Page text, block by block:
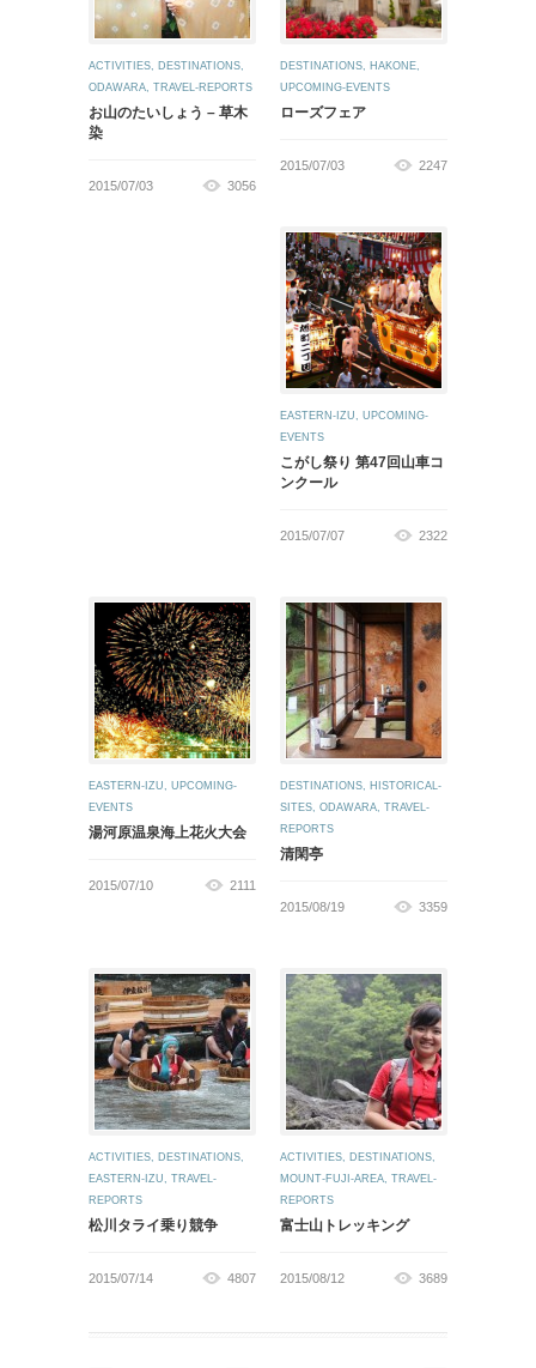
ACTIVITIES, DESTINATIONS,
ODAWARA, TRAVEL-REPORTS
お山のたいしょう – 草木
染
2015/07/03 3056
DESTINATIONS, HAKONE,
UPCOMING-EVENTS
ローズフェア
2015/07/03 2247
EASTERN-IZU, UPCOMING-
EVENTS
こがし祭り 第47回山車コ
ンクール
2015/07/07 2322
EASTERN-IZU, UPCOMING-
EVENTS
湯河原温泉海上花火大会
2015/07/10 2111
DESTINATIONS, HISTORICAL-
SITES, ODAWARA, TRAVEL-
REPORTS
清閑亭
2015/08/19 3359
ACTIVITIES, DESTINATIONS,
EASTERN-IZU, TRAVEL-
REPORTS
松川タライ乗り競争
2015/07/14 4807
ACTIVITIES, DESTINATIONS,
MOUNT-FUJI-AREA, TRAVEL-
REPORTS
富士山トレッキング
2015/08/12 3689